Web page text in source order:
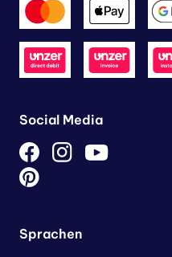
Social Media
Sprachen